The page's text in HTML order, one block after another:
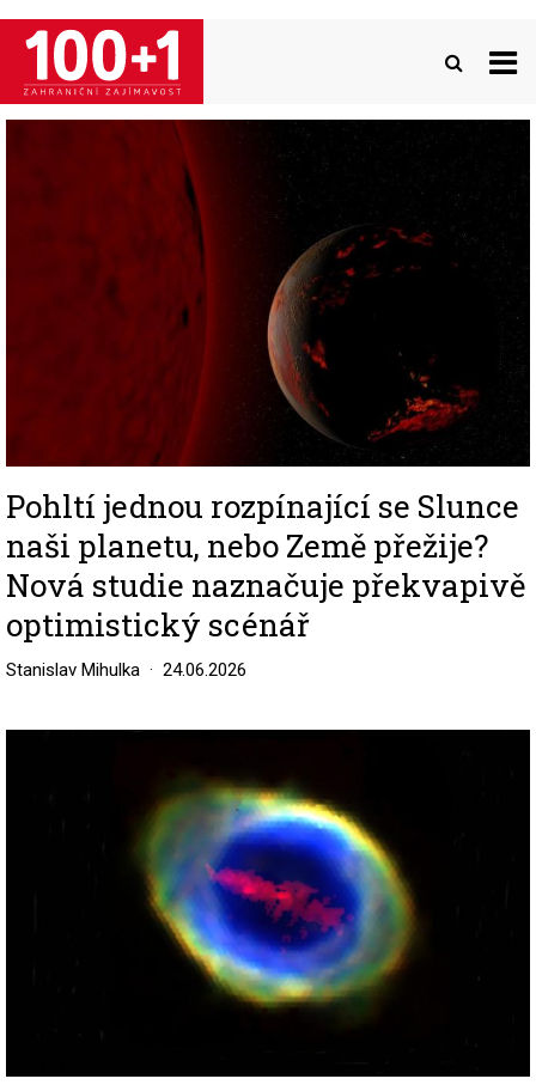
Přejít
hlavnímu
obsahu
Pohltí jednou rozpínající se Slunce
naši planetu, nebo Země přežije?
Nová studie naznačuje překvapivě
optimistický scénář
Stanislav Mihulka 24.06.2026